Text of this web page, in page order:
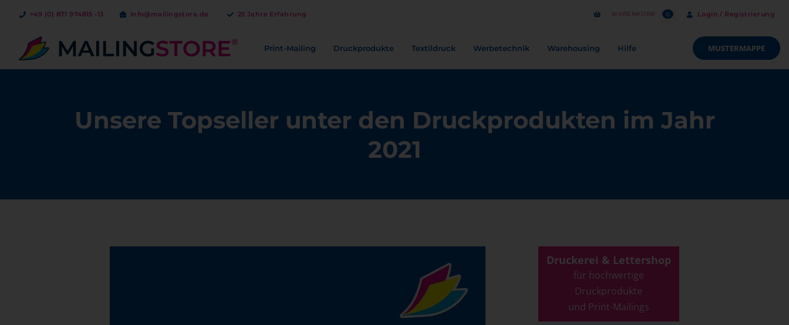
+49 (0) 871 974815 -13 info@mailingstore.de 25 Jahre Erfahrung
Bestellen ab 1 Ex.
WARENKORB 0 Login / Registrierung
Print-Mailing Druckprodukte Textildruck Werbetechnik Warehousing Hilfe MUSTERMAPPE
Unsere Topseller unter den Druckprodukten im Jahr
2021
Druckerei & Lettershop
für hochwertige
Druckprodukte
und Print-Mailings